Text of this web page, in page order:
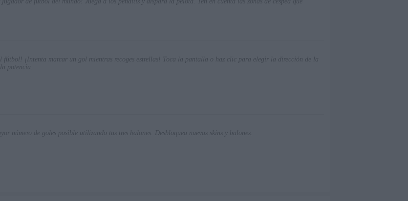
fútbol! ¡Intenta marcar un gol mientras recoges estrellas! Toca la pantalla o haz clic para elegir la dirección de la
potencia.
número de goles posible utilizando tus tres balones. Desbloquea nuevas skins y balones.